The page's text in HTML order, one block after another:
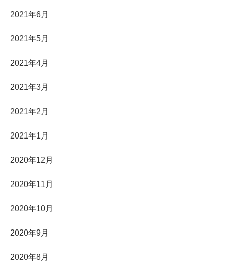
2021年6月
2021年5月
2021年4月
2021年3月
2021年2月
2021年1月
2020年12月
2020年11月
2020年10月
2020年9月
2020年8月